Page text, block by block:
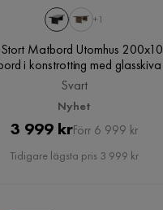
+1
Matbord Utomhus
i konstrotting med
Uteplats och Trädgård, Svart
Svart
Nyhet
Pris
3 999 krOriginal
Pris
Förr 6 999 kr
Tidigare lägsta pris 3 999 kr